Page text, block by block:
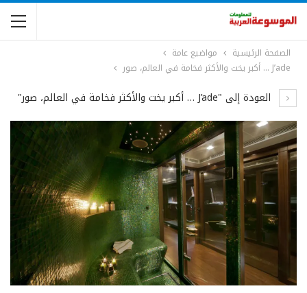
الصفحة الرئيسية
مواضيع عامة
J’ade … أكبر يخت والأكثر فخامة في العالم، صور
العودة إلى "J’ade … أكبر يخت والأكثر فخامة في العالم، صور"